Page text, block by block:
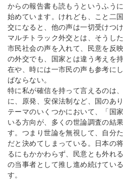
からの報告書も読もうというふう
始めています。けれども、こと二
交になると、他の声は一切受けつ
マルチトラック外交とは、そうし
市民社会の声を入れて、民意を反
の外交でも、国家とは違う考えを
在や、時には一市民の声も参考に
ばならない。
特に私が確信を持って言えるのは
に、原発、安保法制など、国のあ
テーマのいくつかにおいて、「国
いる方向が、多くの世論調査の結
す。つまり世論を無視して、自分
だと決めてしまっている。日本の
るにもかかわらず、民意とも外れ
の当事者として推し進め続けてい
す。